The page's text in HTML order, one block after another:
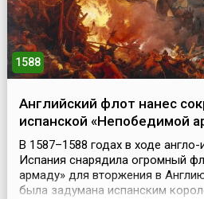
1588
Английский флот нанес
испанской «Непобедимой
В 1587–1588 годах в ходе
Испания снарядила огромный
армаду» для вторжения в
была задумана испанским